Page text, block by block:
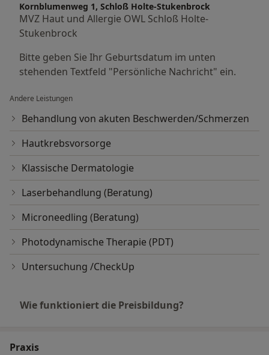
Kornblumenweg 1, Schloß Holte-Stukenbrock
MVZ Haut und Allergie OWL Schloß Holte-
Stukenbrock
Bitte geben Sie Ihr Geburtsdatum im unten
stehenden Textfeld "Persönliche Nachricht" ein.
Andere Leistungen
Behandlung von akuten Beschwerden/Schmerzen
Hautkrebsvorsorge
Klassische Dermatologie
Laserbehandlung (Beratung)
Microneedling (Beratung)
Photodynamische Therapie (PDT)
Untersuchung /CheckUp
Wie funktioniert die Preisbildung?
Praxis